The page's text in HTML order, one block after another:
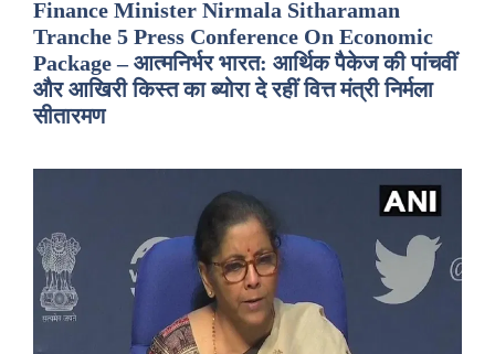
Finance Minister Nirmala Sitharaman
Tranche 5 Press Conference On Economic
Package – आत्मनिर्भर भारत: आर्थिक पैकेज की पांचवीं
और आखिरी किस्त का ब्योरा दे रहीं वित्त मंत्री निर्मला
सीतारमण